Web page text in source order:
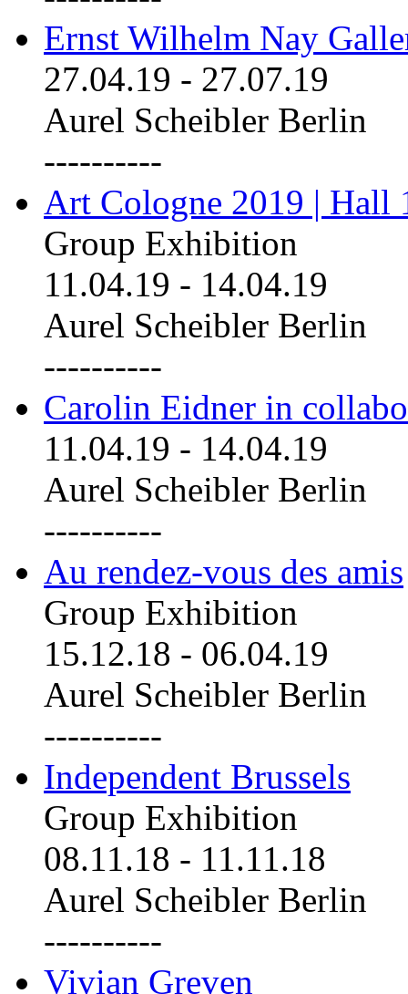
Ernst Wilhelm Nay
27.04.19 - 27.07.19
Aurel Scheibler Berlin
----------
Art Cologne 2019 | Hall
Group Exhibition
11.04.19 - 14.04.19
Aurel Scheibler Berlin
----------
Carolin Eidner in
11.04.19 - 14.04.19
Aurel Scheibler Berlin
----------
Au rendez-vous des amis
Group Exhibition
15.12.18 - 06.04.19
Aurel Scheibler Berlin
----------
Independent Brussels
Group Exhibition
08.11.18 - 11.11.18
Aurel Scheibler Berlin
----------
Vivian Greven